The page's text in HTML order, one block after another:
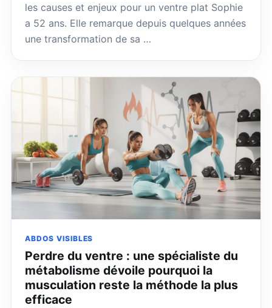
les causes et enjeux pour un ventre plat Sophie
a 52 ans. Elle remarque depuis quelques années
une transformation de sa …
ABDOS VISIBLES
Perdre du ventre : une spécialiste du
métabolisme dévoile pourquoi la
musculation reste la méthode la plus
efficace